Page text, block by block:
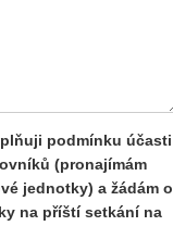
podmínku účasti
(pronajímám
jednotky) a žádám o
na příští setkání na